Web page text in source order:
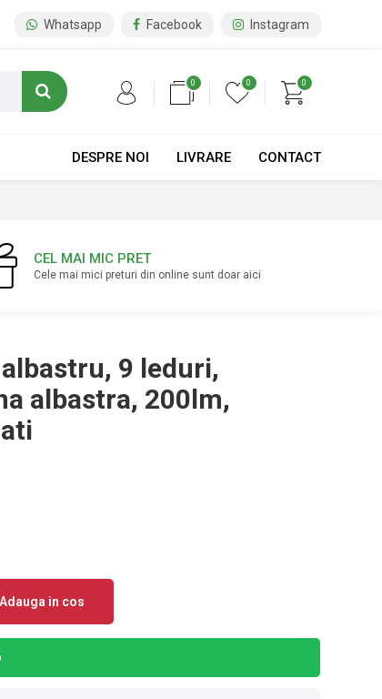
Whatsapp Facebook Instagram
0
0
0
CONTACT
LIVRARE
DESPRE NOI
CEL MAI MIC PRET
Cele mai mici preturi din online sunt doar aici
albastru, 9 leduri,
albastra, 200lm,
Adauga in cos